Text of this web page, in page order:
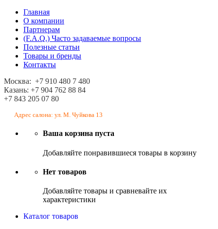
Главная
О компании
Партнерам
(F.A.Q.) Часто задаваемые вопросы
Полезные статьи
Товары и бренды
Контакты
Москва: +7 910 480 7 480
Казань: +7 904 762 88 84
+7 843 205 07 80
Адрес салона: ул. М. Чуйкова 13
Ваша корзина пуста
Добавляйте понравившиеся товары в корзину
Нет товаров
Добавляйте товары и сравневайте их
характеристики
Каталог товаров